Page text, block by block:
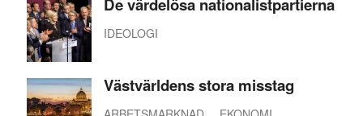
De värdelösa nationalistpartierna
IDEOLOGI
Västvärldens stora misstag